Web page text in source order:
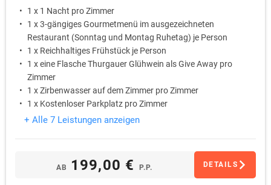
1 x 1 Nacht pro Zimmer
1 x 3-gängiges Gourmetmenü im ausgezeichneten
Restaurant (Sonntag und Montag Ruhetag) je Person
1 x Reichhaltiges Frühstück je Person
1 x eine Flasche Thurgauer Glühwein als Give Away pro
Zimmer
1 x Zirbenwasser auf dem Zimmer pro Zimmer
1 x Kostenloser Parkplatz pro Zimmer
+ Alle 7 Leistungen anzeigen
AB 199,00 € P.P. DETAILS